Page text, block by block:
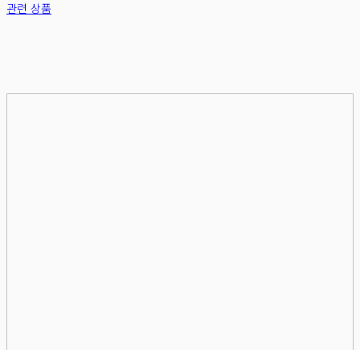
관련 상품